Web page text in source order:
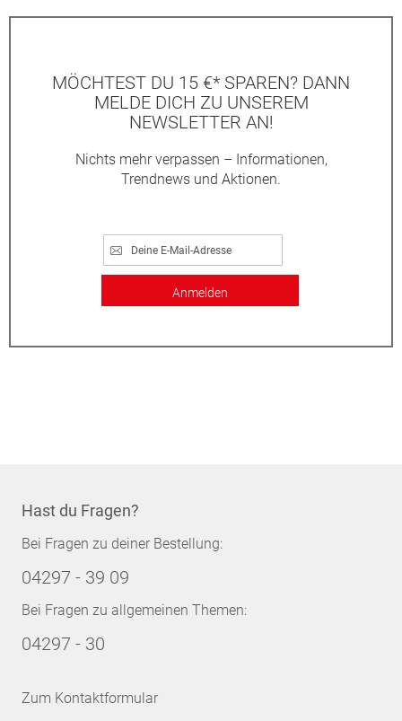
MÖCHTEST DU 15 €* SPAREN? DANN
MELDE DICH ZU UNSEREM
NEWSLETTER AN!
Nichts mehr verpassen – Informationen,
Trendnews und Aktionen.
Anmelden
Hast du Fragen?
Bei Fragen zu deiner Bestellung:
04297 - 39 09
Bei Fragen zu allgemeinen Themen:
04297 - 30
Zum Kontaktformular